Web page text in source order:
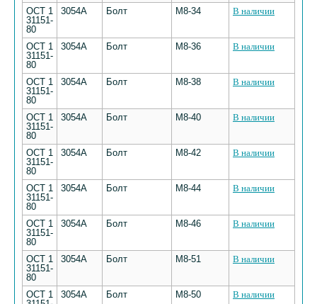
ОСТ 1
31151-
80
3054А Болт М8-34 В наличии
ОСТ 1
31151-
80
3054А Болт М8-36 В наличии
ОСТ 1
31151-
80
3054А Болт М8-38 В наличии
ОСТ 1
31151-
80
3054А Болт М8-40 В наличии
ОСТ 1
31151-
80
3054А Болт М8-42 В наличии
ОСТ 1
31151-
80
3054А Болт М8-44 В наличии
ОСТ 1
31151-
80
3054А Болт М8-46 В наличии
ОСТ 1
31151-
80
3054А Болт М8-51 В наличии
ОСТ 1
3054А Болт М8-50 В наличии